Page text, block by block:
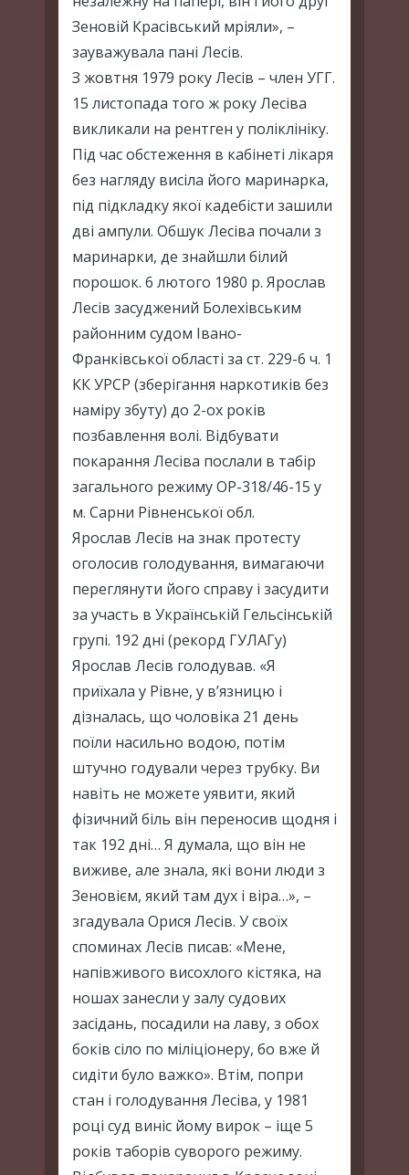
Зеновій Красівський мріяли», –
зауважувала пані Лесів.
З жовтня 1979 року Лесів – член УГГ.
15 листопада того ж року Лесіва
викликали на рентген у поліклініку.
Під час обстеження в кабінеті лікаря
без нагляду висіла його маринарка,
під підкладку якої кадебісти зашили
дві ампули. Обшук Лесіва почали з
маринарки, де знайшли білий
порошок. 6 лютого 1980 р. Ярослав
Лесів засуджений Болехівським
районним судом Івано-
Франківської області за ст. 229-6 ч. 1
КК УРСР (зберігання наркотиків без
наміру збуту) до 2-ох років
позбавлення волі. Відбувати
покарання Лесіва послали в табір
загального режиму ОР-318/46-15 у
м. Сарни Рівненської обл.
Ярослав Лесів на знак протесту
оголосив голодування, вимагаючи
переглянути його справу і засудити
за участь в Українській Гельсінській
групі. 192 дні (рекорд ГУЛАГу)
Ярослав Лесів голодував. «Я
приїхала у Рівне, у в’язницю і
дізналась, що чоловіка 21 день
поїли насильно водою, потім
штучно годували через трубку. Ви
навіть не можете уявити, який
фізичний біль він переносив щодня і
так 192 дні… Я думала, що він не
виживе, але знала, які вони люди з
Зеновієм, який там дух і віра…», –
згадувала Орися Лесів. У своїх
споминах Лесів писав: «Мене,
напівживого висохлого кістяка, на
ношах занесли у залу судових
засідань, посадили на лаву, з обох
боків сіло по міліціонеру, бо вже й
сидіти було важко». Втім, попри
стан і голодування Лесіва, у 1981
році суд виніс йому вирок – іще 5
років таборів суворого режиму.